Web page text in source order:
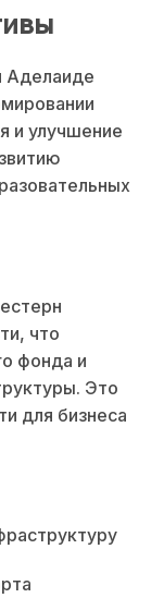
Аделаиде
и улучшение
что
фонда и
Это
для бизнеса